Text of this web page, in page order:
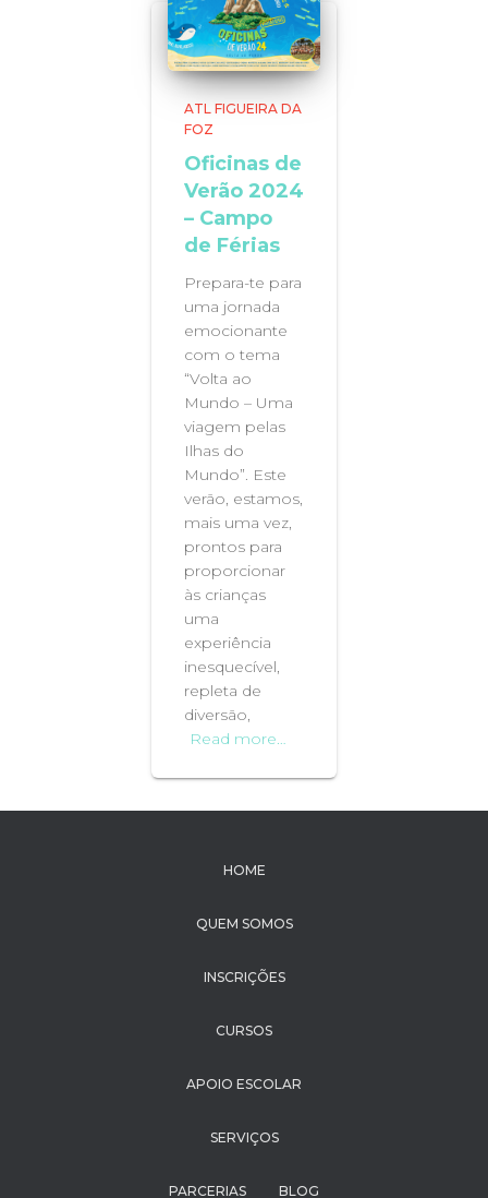
ATL FIGUEIRA DA
FOZ
Oficinas de
Verão 2024
– Campo
de Férias
Prepara-te para
uma jornada
emocionante
com o tema
“Volta ao
Mundo – Uma
viagem pelas
Ilhas do
Mundo”. Este
verão, estamos,
mais uma vez,
prontos para
proporcionar
às crianças
uma
experiência
inesquecível,
repleta de
diversão,
Read more…
HOME
QUEM SOMOS
INSCRIÇÕES
CURSOS
APOIO ESCOLAR
SERVIÇOS
PARCERIAS BLOG